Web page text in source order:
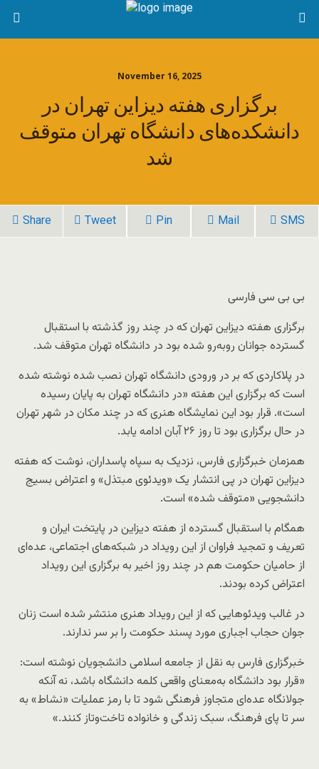
November 16, 2025
برگزاری هفته دیزاین تهران در
دانشکده‌های دانشگاه تهران متوقف
شد
Share Tweet Pin Mail SMS
بی بی سی فارسی
برگزاری هفته دیزاین تهران که در چند روز گذشته با استقبال
گسترده جوانان روبه‌رو شده بود در دانشگاه تهران متوقف شد.
در پلاکاردی که بر در ورودی دانشگاه تهران نصب شده نوشته شده
است که برگزاری این هفته «در دانشگاه تهران به پایان رسیده
است». قرار بود این نمایشگاه هنری که در چند مکان در شهر تهران
در حال برگزاری بود تا روز ۲۶ آبان ادامه یابد.
همزمان خبرگزاری فارس، نزدیک به سپاه پاسداران، نوشت که هفته
دیزاین تهران در پی انتشار یک «ویدئوی مبتذل» و اعتراض بسیج
دانشجویی «متوقف شده» است.
همگام با استقبال گسترده از هفته دیزاین در پایتخت ایران و
تعریف و تمجید فراوان از این رویداد در شبکه‌های اجتماعی، عده‌ای
از حامیان حکومت هم در چند روز اخیر به برگزاری این رویداد
اعتراض کرده بودند.
در غالب ویدئوهایی که از این رویداد هنری منتشر شده است زنان
جوان حجاب اجباری مورد پسند حکومت را بر سر ندارند.
خبرگزاری فارس به نقل از جامعه اسلامی دانشجویان نوشته است:
«قرار بود دانشگاه به‌معنای واقعی کلمه دانشگاه باشد، نه آنکه
جولانگاه عده‌ای متجاوز فرهنگی شود تا با رمز عملیات «نشاط» به
سر تا پای فرهنگ، سبک زندگی و خانواده تاخت‌وتاز کنند‌.»